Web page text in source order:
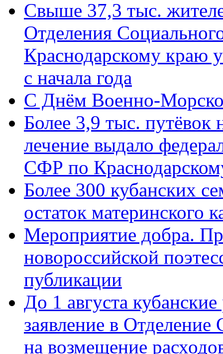
Свыше 37,3 тыс.
Отделения
Краснодарскому краю
с начала года
C Днём Военно-
Более 3,9 тыс. путёвок
лечение выдало
СФР по
Более 300 кубанских
остаток материнского
Мероприятие добра.
новороссийской
публикации
До 1 августа
заявление в
на возмещение